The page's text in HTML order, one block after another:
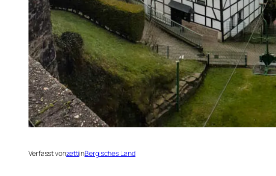
Verfasst vonzettiinBergisches Land